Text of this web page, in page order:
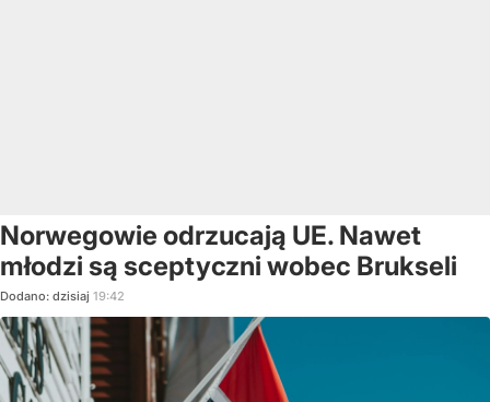
Norwegowie odrzucają UE. Nawet
młodzi są sceptyczni wobec Brukseli
Dodano: dzisiaj 19:42